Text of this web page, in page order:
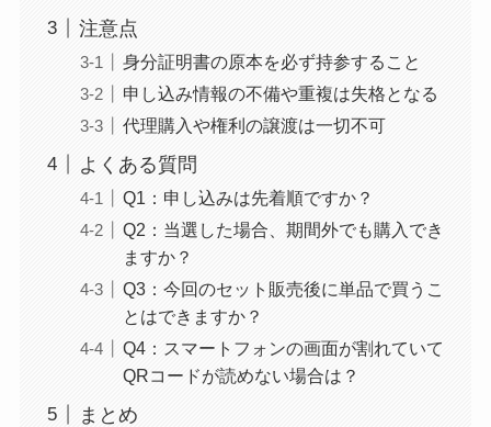
注意点
身分証明書の原本を必ず持参すること
申し込み情報の不備や重複は失格となる
代理購入や権利の譲渡は一切不可
よくある質問
Q1：申し込みは先着順ですか？
Q2：当選した場合、期間外でも購入でき
ますか？
Q3：今回のセット販売後に単品で買うこ
とはできますか？
Q4：スマートフォンの画面が割れていて
QRコードが読めない場合は？
まとめ